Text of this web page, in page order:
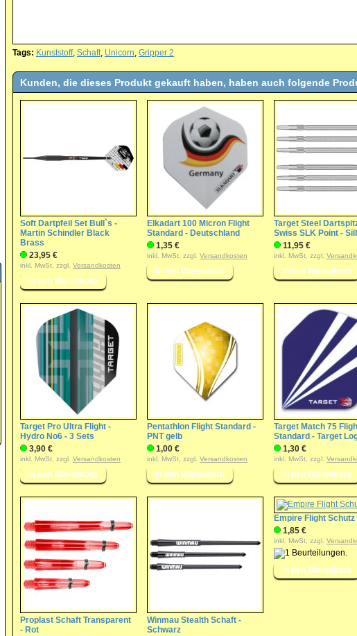
Tags: Kunststoff, Schaft, Unicorn, Gripper 2
Kunden, die dieses Produkt gekauft haben, haben auch folgende
Soft Dartpfeil Set Bull`s -
Martin Schindler Black
Brass
23,95 €
inkl. MwSt, zzgl. Versandkosten
Elkadart 100 Micron Flight
Standard - Deutschland
1,35 €
inkl. MwSt, zzgl. Versandkosten
Target Steel
Swiss SLK Point -
11,95 €
inkl. MwSt, zzgl.
Target Pro Ultra Flight -
Hydro No6 - 3 Sets
3,90 €
inkl. MwSt, zzgl. Versandkosten
Pentathlon Flight Standard -
PNT gelb
1,00 €
inkl. MwSt, zzgl. Versandkosten
Target Match 75
Standard - Target
1,30 €
inkl. MwSt, zzgl.
Proplast Schaft Transparent
- Rot
Winmau Stealth Schaft -
Schwarz
Empire Flight Schutz
1,85 €
inkl. MwSt, zzgl.